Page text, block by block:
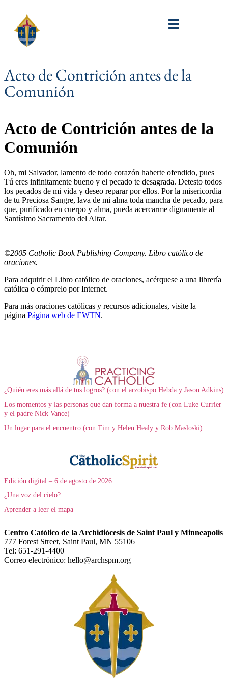
Acto de Contrición antes de la
Comunión
Acto de Contrición antes de la
Comunión
Oh, mi Salvador, lamento de todo corazón haberte ofendido, pues
Tú eres infinitamente bueno y el pecado te desagrada. Detesto todos
los pecados de mi vida y deseo reparar por ellos. Por la misericordia
de tu Preciosa Sangre, lava de mi alma toda mancha de pecado, para
que, purificado en cuerpo y alma, pueda acercarme dignamente al
Santísimo Sacramento del Altar.
©2005 Catholic Book Publishing Company. Libro católico de
oraciones.
Para adquirir el Libro católico de oraciones, acérquese a una librería
católica o cómprelo por Internet.
Para más oraciones católicas y recursos adicionales, visite la
página Página web de EWTN.
¿Quién eres más allá de tus logros? (con el arzobispo Hebda y Jason Adkins)
Los momentos y las personas que dan forma a nuestra fe (con Luke Currier
y el padre Nick Vance)
Un lugar para el encuentro (con Tim y Helen Healy y Rob Masloski)
Edición digital – 6 de agosto de 2026
¿Una voz del cielo?
Aprender a leer el mapa
Centro Católico de la Archidiócesis de Saint Paul y Minneapolis
777 Forest Street, Saint Paul, MN 55106
Tel: 651-291-4400
Correo electrónico: hello@archspm.org